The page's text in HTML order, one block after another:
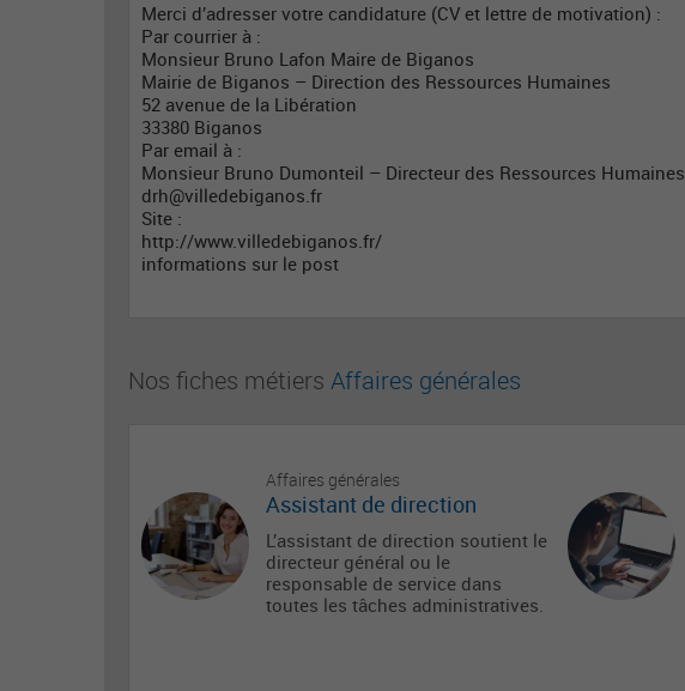
Merci d’adresser votre candidature (CV et lettre de motivation) :
Par courrier à :
Monsieur Bruno Lafon Maire de Biganos
Mairie de Biganos – Direction des Ressources Humaines
52 avenue de la Libération
33380 Biganos
Par email à :
Monsieur Bruno Dumonteil – Directeur des Ressources Humaines
drh@villedebiganos.fr
Site :
http://www.villedebiganos.fr/
informations sur le post
Nos fiches métiers Affaires générales
Affaires générales
Assistant de direction
L’assistant de direction soutient le
directeur général ou le
responsable de service dans
toutes les tâches administratives.